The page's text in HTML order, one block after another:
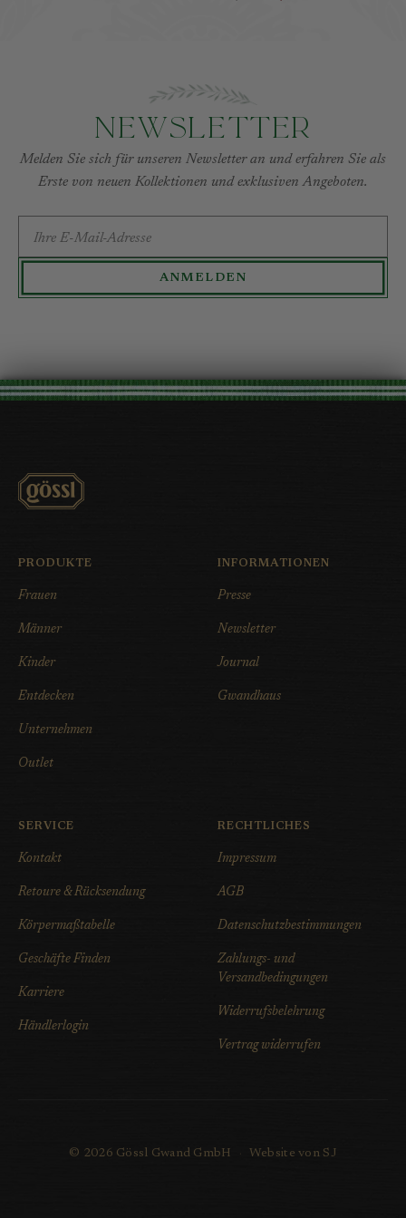
Newsletter
Melden Sie sich für unseren Newsletter an und erfahren Sie als
Erste von neuen Kollektionen und exklusiven Angeboten.
ANMELDEN
PRODUKTE
Frauen
Männer
Kinder
Entdecken
Unternehmen
Outlet
INFORMATIONEN
Presse
Newsletter
Journal
Gwandhaus
SERVICE
Kontakt
Retoure & Rücksendung
Körpermaßtabelle
Geschäfte Finden
Karriere
Händlerlogin
RECHTLICHES
Impressum
AGB
Datenschutzbestimmungen
Zahlungs- und
Versandbedingungen
Widerrufsbelehrung
Vertrag widerrufen
© 2026 Gössl Gwand GmbH · Website von SJ